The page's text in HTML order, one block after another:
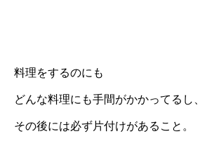
料理をするのにも
どんな料理にも手間がかかってるし、
その後には必ず片付けがあること。